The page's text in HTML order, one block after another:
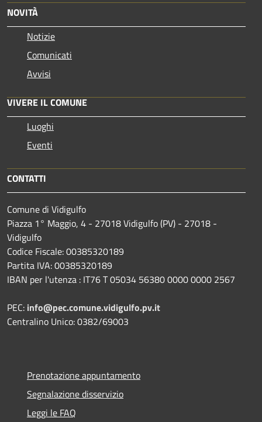
NOVITÀ
Notizie
Comunicati
Avvisi
VIVERE IL COMUNE
Luoghi
Eventi
CONTATTI
Comune di Vidigulfo
Piazza 1° Maggio, 4 - 27018 Vidigulfo (PV) - 27018 -
Vidigulfo
Codice Fiscale: 00385320189
Partita IVA: 00385320189
IBAN per l'utenza : IT76 T 05034 56380 0000 0000 2567
PEC: info@pec.comune.vidigulfo.pv.it
Centralino Unico: 0382/69003
Prenotazione appuntamento
Segnalazione disservizio
Leggi le FAQ